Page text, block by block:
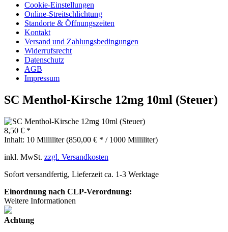
Cookie-Einstellungen
Online-Streitschlichtung
Standorte & Öffnungszeiten
Kontakt
Versand und Zahlungsbedingungen
Widerrufsrecht
Datenschutz
AGB
Impressum
SC Menthol-Kirsche 12mg 10ml (Steuer)
8,50 € *
Inhalt: 10 Milliliter (850,00 € * / 1000 Milliliter)
inkl. MwSt. zzgl. Versandkosten
Sofort versandfertig, Lieferzeit ca. 1-3 Werktage
Einordnung nach CLP-Verordnung:
Weitere Informationen
Achtung